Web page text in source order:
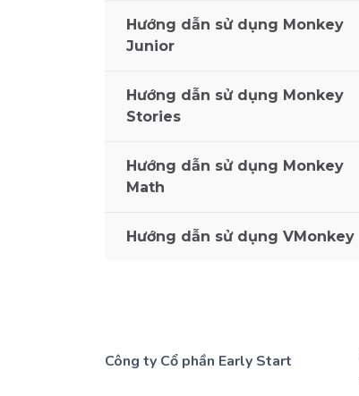
Hướng dẫn sử dụng Monkey
Junior
Hướng dẫn sử dụng Monkey
Stories
Hướng dẫn sử dụng Monkey
Math
Hướng dẫn sử dụng VMonkey
Công ty Cổ phần Early Start